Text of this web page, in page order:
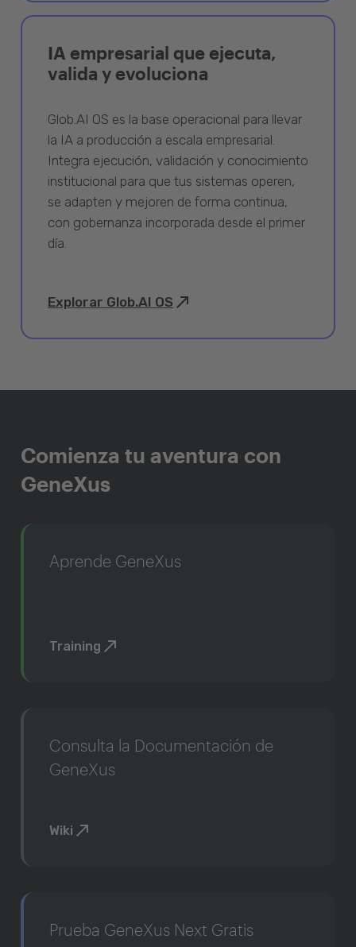
IA empresarial que ejecuta,
valida y evoluciona
Glob.AI OS es la base operacional para llevar
la IA a producción a escala empresarial.
Integra ejecución, validación y conocimiento
institucional para que tus sistemas operen,
se adapten y mejoren de forma continua,
con gobernanza incorporada desde el primer
día.
Explorar Glob.AI OS
Comienza tu aventura con
GeneXus
Aprende GeneXus
Training
Consulta la Documentación de
GeneXus
Wiki
Prueba GeneXus Next Gratis